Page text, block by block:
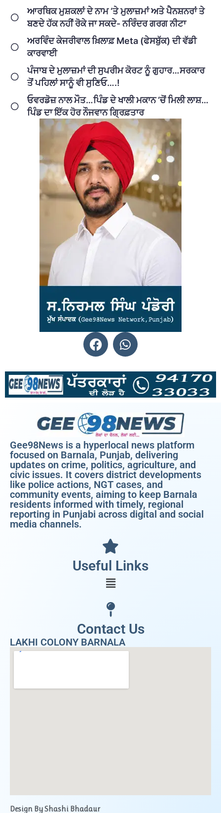
ਆਰਥਿਕ ਮੁਸ਼ਕਲਾਂ ਦੇ ਨਾਮ ‘ਤੇ ਮੁਲਾਜ਼ਮਾਂ ਅਤੇ ਪੈਨਸ਼ਨਰਾਂ ਤੇ
ਬਣਦੇ ਹੱਕ ਨਹੀਂ ਰੋਕੇ ਜਾ ਸਕਦੇ- ਨਰਿੰਦਰ ਗਰਗ ਨੀਟਾ
ਅਰਵਿੰਦ ਕੇਜਰੀਵਾਲ ਖ਼ਿਲਾਫ਼ Meta (ਫੇਸਬੁੱਕ) ਦੀ ਵੱਡੀ
ਕਾਰਵਾਈ
ਪੰਜਾਬ ਦੇ ਮੁਲਾਜ਼ਮਾਂ ਦੀ ਸੁਪਰੀਮ ਕੋਰਟ ਨੂੰ ਗੁਹਾਰ…ਸਰਕਾਰ
ਤੋਂ ਪਹਿਲਾਂ ਸਾਨੂੰ ਵੀ ਸੁਣਿਓ….!
ਓਵਰਡੋਜ਼ ਨਾਲ ਮੌਤ…ਪਿੰਡ ਦੇ ਖਾਲੀ ਮਕਾਨ ‘ਚੋਂ ਮਿਲੀ ਲਾਸ਼…
ਪਿੰਡ ਦਾ ਇੱਕ ਹੋਰ ਨੌਜਵਾਨ ਗ੍ਰਿਫ਼ਤਾਰ
Gee98News is a hyperlocal news platform
focused on Barnala, Punjab, delivering
updates on crime, politics, agriculture, and
civic issues. It covers district developments
like police actions, NGT cases, and
community events, aiming to keep Barnala
residents informed with timely, regional
reporting in Punjabi across digital and social
media channels.
Useful Links
Contact Us
LAKHI COLONY BARNALA
Design By Shashi Bhadaur